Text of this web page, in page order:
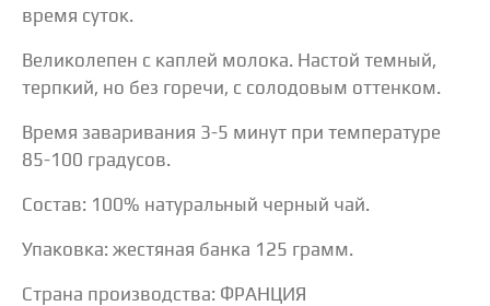
время суток.
Великолепен с каплей молока. Настой темный,
терпкий, но без горечи, с солодовым оттенком.
Время заваривания 3-5 минут при температуре
85-100 градусов.
Состав: 100% натуральный черный чай.
Упаковка: жестяная банка 125 грамм.
Страна производства: ФРАНЦИЯ